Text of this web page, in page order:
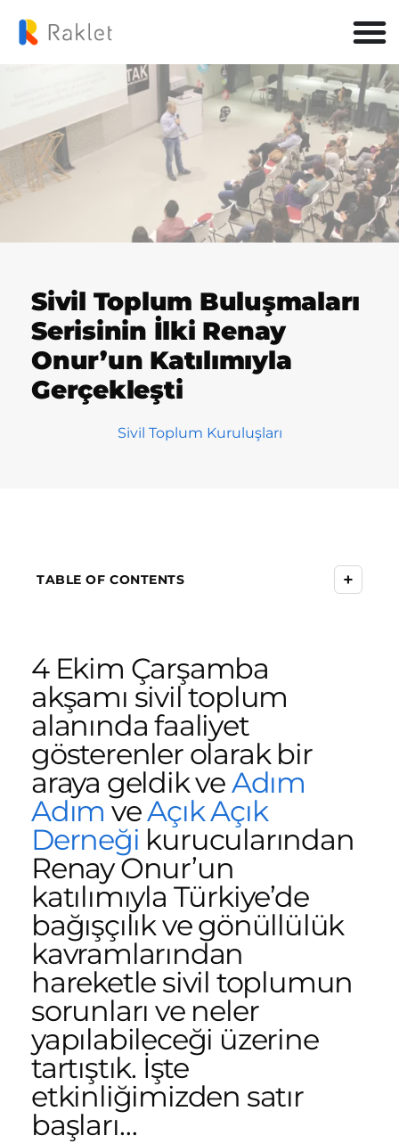
Sivil Toplum Buluşmaları
Serisinin İlki Renay
Onur’un Katılımıyla
Gerçekleşti
Sivil Toplum Kuruluşları
TABLE OF CONTENTS +
4 Ekim Çarşamba
akşamı sivil toplum
alanında faaliyet
gösterenler olarak bir
araya geldik veAdım
Adım veAçık Açık
Derneği kurucularından
Renay Onur’un
katılımıyla Türkiye’de
bağışçılık ve gönüllülük
kavramlarından
hareketle sivil toplumun
sorunları ve neler
yapılabileceği üzerine
tartıştık. İşte
etkinliğimizden satır
başları…